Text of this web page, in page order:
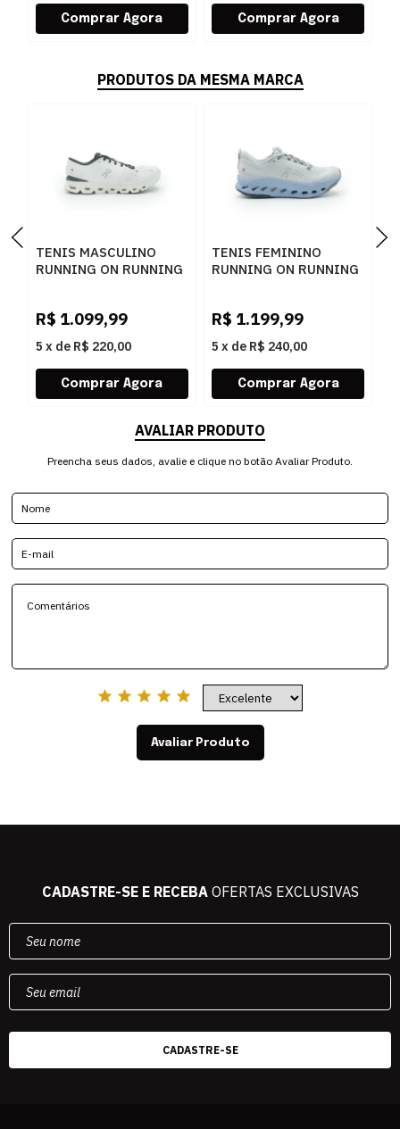
PRODUTOS DA MESMA MARCA
TENIS MASCULINO
RUNNING ON RUNNING
R$ 1.099,99
5 x de R$ 220,00
TENIS FEMININO
RUNNING ON RUNNING
GLACIERDUST
R$ 1.199,99
5 x de R$ 240,00
AVALIAR PRODUTO
Preencha seus dados, avalie e clique no botão Avaliar Produto.
Avaliar Produto
CADASTRE-SE E RECEBAOFERTAS EXCLUSIVAS